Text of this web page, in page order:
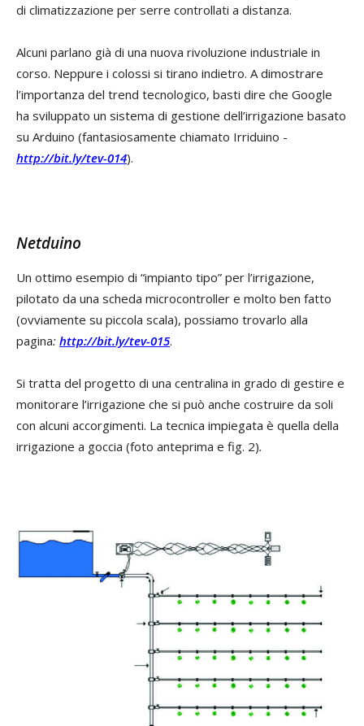
di climatizzazione per serre controllati a distanza.
Alcuni parlano già di una nuova rivoluzione industriale in
corso. Neppure i colossi si tirano indietro. A dimostrare
l’importanza del trend tecnologico, basti dire che Google
ha sviluppato un sistema di gestione dell’irrigazione basato
su Arduino (fantasiosamente chiamato Irriduino -
http://bit.ly/tev-014).
Netduino
Un ottimo esempio di “impianto tipo” per l’irrigazione,
pilotato da una scheda microcontroller e molto ben fatto
(ovviamente su piccola scala), possiamo trovarlo alla
pagina: http://bit.ly/tev-015.
Si tratta del progetto di una centralina in grado di gestire e
monitorare l’irrigazione che si può anche costruire da soli
con alcuni accorgimenti. La tecnica impiegata è quella della
irrigazione a goccia (foto anteprima e fig. 2).